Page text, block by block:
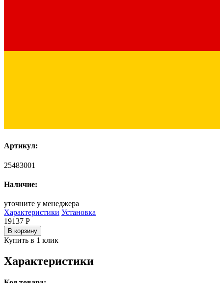
Артикул:
25483001
Наличие:
уточните у менеджера
Характеристики Установка
19137 Р
В корзину
Купить в 1 клик
Характеристики